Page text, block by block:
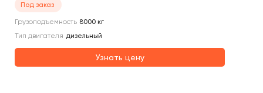
Под заказ
Грузоподъемность 8000 кг
Тип двигателя дизельный
Узнать цену